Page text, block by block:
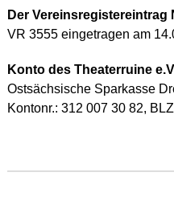
Der Vereinsregistereintrag
VR 3555 eingetragen am
Konto des Theaterruine
Ostsächsische Sparkasse
Kontonr.: 312 007 30 82,